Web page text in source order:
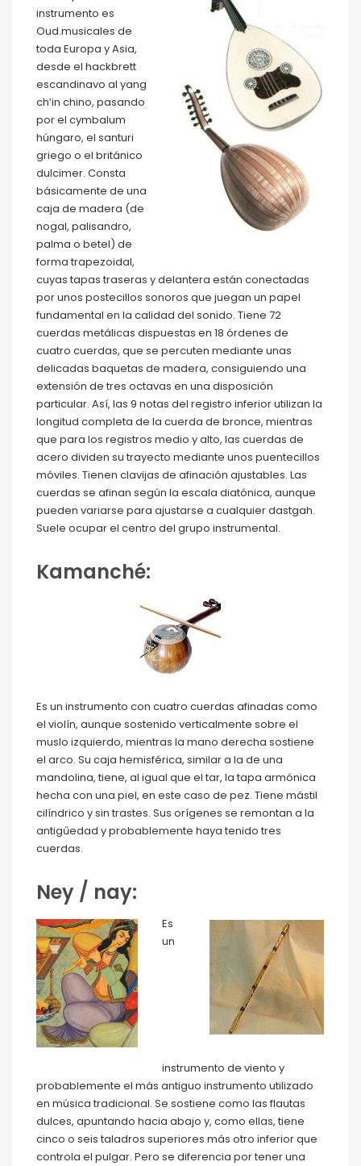
instrumento es
Oud.musicales de
toda Europa y Asia,
desde el hackbrett
escandinavo al yang
ch’in chino, pasando
por el cymbalum
húngaro, el santuri
griego o el británico
dulcimer. Consta
básicamente de una
caja de madera (de
nogal, palisandro,
palma o betel) de
forma trapezoidal,
cuyas tapas traseras y delantera están conectadas
por unos postecillos sonoros que juegan un papel
fundamental en la calidad del sonido. Tiene 72
cuerdas metálicas dispuestas en 18 órdenes de
cuatro cuerdas, que se percuten mediante unas
delicadas baquetas de madera, consiguiendo una
extensión de tres octavas en una disposición
particular. Así, las 9 notas del registro inferior utilizan la
longitud completa de la cuerda de bronce, mientras
que para los registros medio y alto, las cuerdas de
acero dividen su trayecto mediante unos puentecillos
móviles. Tienen clavijas de afinación ajustables. Las
cuerdas se afinan según la escala diatónica, aunque
pueden variarse para ajustarse a cualquier dastgah.
Suele ocupar el centro del grupo instrumental.
Kamanché:
Es un instrumento con cuatro cuerdas afinadas como
el violín, aunque sostenido verticalmente sobre el
muslo izquierdo, mientras la mano derecha sostiene
el arco. Su caja hemisférica, similar a la de una
mandolina, tiene, al igual que el tar, la tapa armónica
hecha con una piel, en este caso de pez. Tiene mástil
cilíndrico y sin trastes. Sus orígenes se remontan a la
antigűedad y probablemente haya tenido tres
cuerdas.
Ney / nay:
Es
un
instrumento de viento y
probablemente el más antiguo instrumento utilizado
en música tradicional. Se sostiene como las flautas
dulces, apuntando hacia abajo y, como ellas, tiene
cinco o seis taladros superiores más otro inferior que
controla el pulgar. Pero se diferencia por tener una